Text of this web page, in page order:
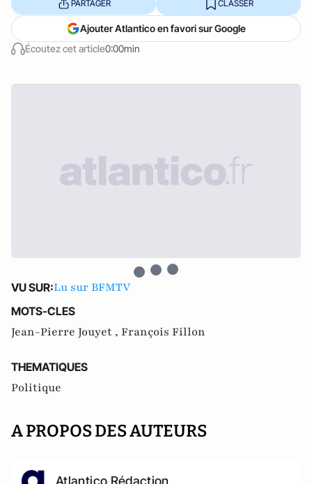
Écoutez cet article0:00min
PARTAGER CLASSER
Ajouter Atlantico en favori sur Google
VU SUR:Lu sur BFMTV
MOTS-CLES
Jean-Pierre Jouyet , François Fillon
THEMATIQUES
Politique
A PROPOS DES AUTEURS
Atlantico Rédaction